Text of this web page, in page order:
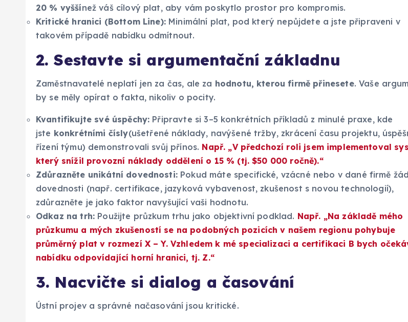
20 % vyššínež váš cílový plat, aby vám poskytlo prostor pro kompromis.
Kritické hranici (Bottom Line):Minimální plat, pod který nepůjdete a jste připraveni v
takovém případě nabídku odmítnout.
2. Sestavte si argumentační základnu
Zaměstnavatelé neplatí jen za čas, ale za hodnotu, kterou firmě přinesete. Vaše
by se měly opírat o fakta, nikoliv o pocity.
Kvantifikujte své úspěchy: Připravte si 3–5 konkrétních příkladů z minulé praxe, kde
jste konkrétními čísly(ušetřené náklady, navýšené tržby, zkrácení času projektu,
řízení týmu) demonstrovali svůj přínos. Např. „V předchozí roli jsem implementoval
který snížil provozní náklady oddělení o 15 % (tj. $50 000 ročně).“
Zdůrazněte unikátní dovednosti:Pokud máte specifické, vzácné nebo v dané firmě
dovednosti (např. certifikace, jazyková vybavenost, zkušenost s novou technologií),
zdůrazněte je jako faktor navyšující vaši hodnotu.
Odkaz na trh: Použijte průzkum trhu jako objektivní podklad. Např. „Na základě mého
průzkumu a mých zkušeností se na podobných pozicích v našem regionu pohybuje
průměrný plat v rozmezí X – Y. Vzhledem k mé specializaci a certifikaci B bych
nabídku odpovídající horní hranici, tj. Z.“
3. Nacvičte si dialog a časování
Ústní projev a správné načasování jsou kritické.